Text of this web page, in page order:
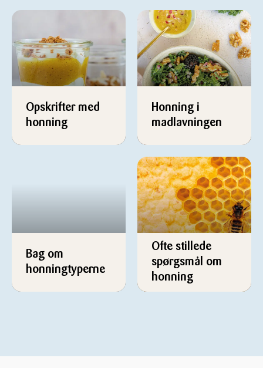
Opskrifter med
honning
Honning i
madlavningen
Bag om
honningtyperne
Ofte stillede
spørgsmål om
honning